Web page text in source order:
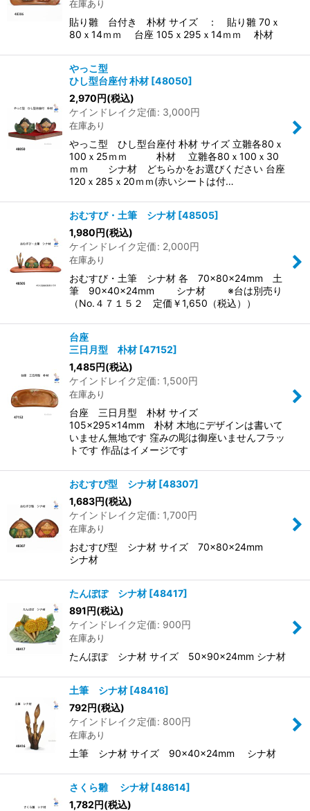
在庫あり
貼り雛 台付き 朴材 サイズ ： 貼り雛 70ｘ
80ｘ14ｍｍ 台座 105ｘ295ｘ14ｍｍ 朴材
やっこ型
ひし型台座付 朴材 [48050]
2,970円(税込)
ケインドレイク定価: 3,000円
在庫あり
やっこ型 ひし型台座付 朴材 サイズ 立雛各80ｘ
100ｘ25ｍｍ 朴材 立雛各80ｘ100ｘ30
ｍｍ シナ材 どちらかをお選びください 台座
120ｘ285ｘ20ｍｍ(赤いシートは付…
おむすび・土筆 シナ材 [48505]
1,980円(税込)
ケインドレイク定価: 2,000円
在庫あり
おむすび・土筆 シナ材 各 70×80×24mm 土
筆 90×40×24mm シナ材 ※台は別売り
（No.４７１５２ 定価￥1,650（税込））
台座
三日月型 朴材 [47152]
1,485円(税込)
ケインドレイク定価: 1,500円
在庫あり
台座 三日月型 朴材 サイズ
105×295×14mm 朴材 木地にデザインは書いて
いません無地です 窪みの彫は御座いませんフラッ
トです 作品はイメージです
おむすび型 シナ材 [48307]
1,683円(税込)
ケインドレイク定価: 1,700円
在庫あり
おむすび型 シナ材 サイズ 70×80×24mm
シナ材
たんぽぽ シナ材 [48417]
891円(税込)
ケインドレイク定価: 900円
在庫あり
たんぽぽ シナ材 サイズ 50×90×24mm シナ材
土筆 シナ材 [48416]
792円(税込)
ケインドレイク定価: 800円
在庫あり
土筆 シナ材 サイズ 90×40×24mm シナ材
さくら雛 シナ材 [48614]
1,782円(税込)